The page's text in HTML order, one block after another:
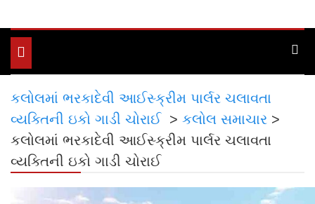
Toggle
navigation
કલોલમાં ભરકાદેવી આઈસ્ક્રીમ પાર્લર ચલાવતા
વ્યક્તિની ઇકો ગાડી ચોરાઈ
> કલોલ સમાચાર >
કલોલમાં ભરકાદેવી આઈસ્ક્રીમ પાર્લર ચલાવતા
વ્યક્તિની ઇકો ગાડી ચોરાઈ